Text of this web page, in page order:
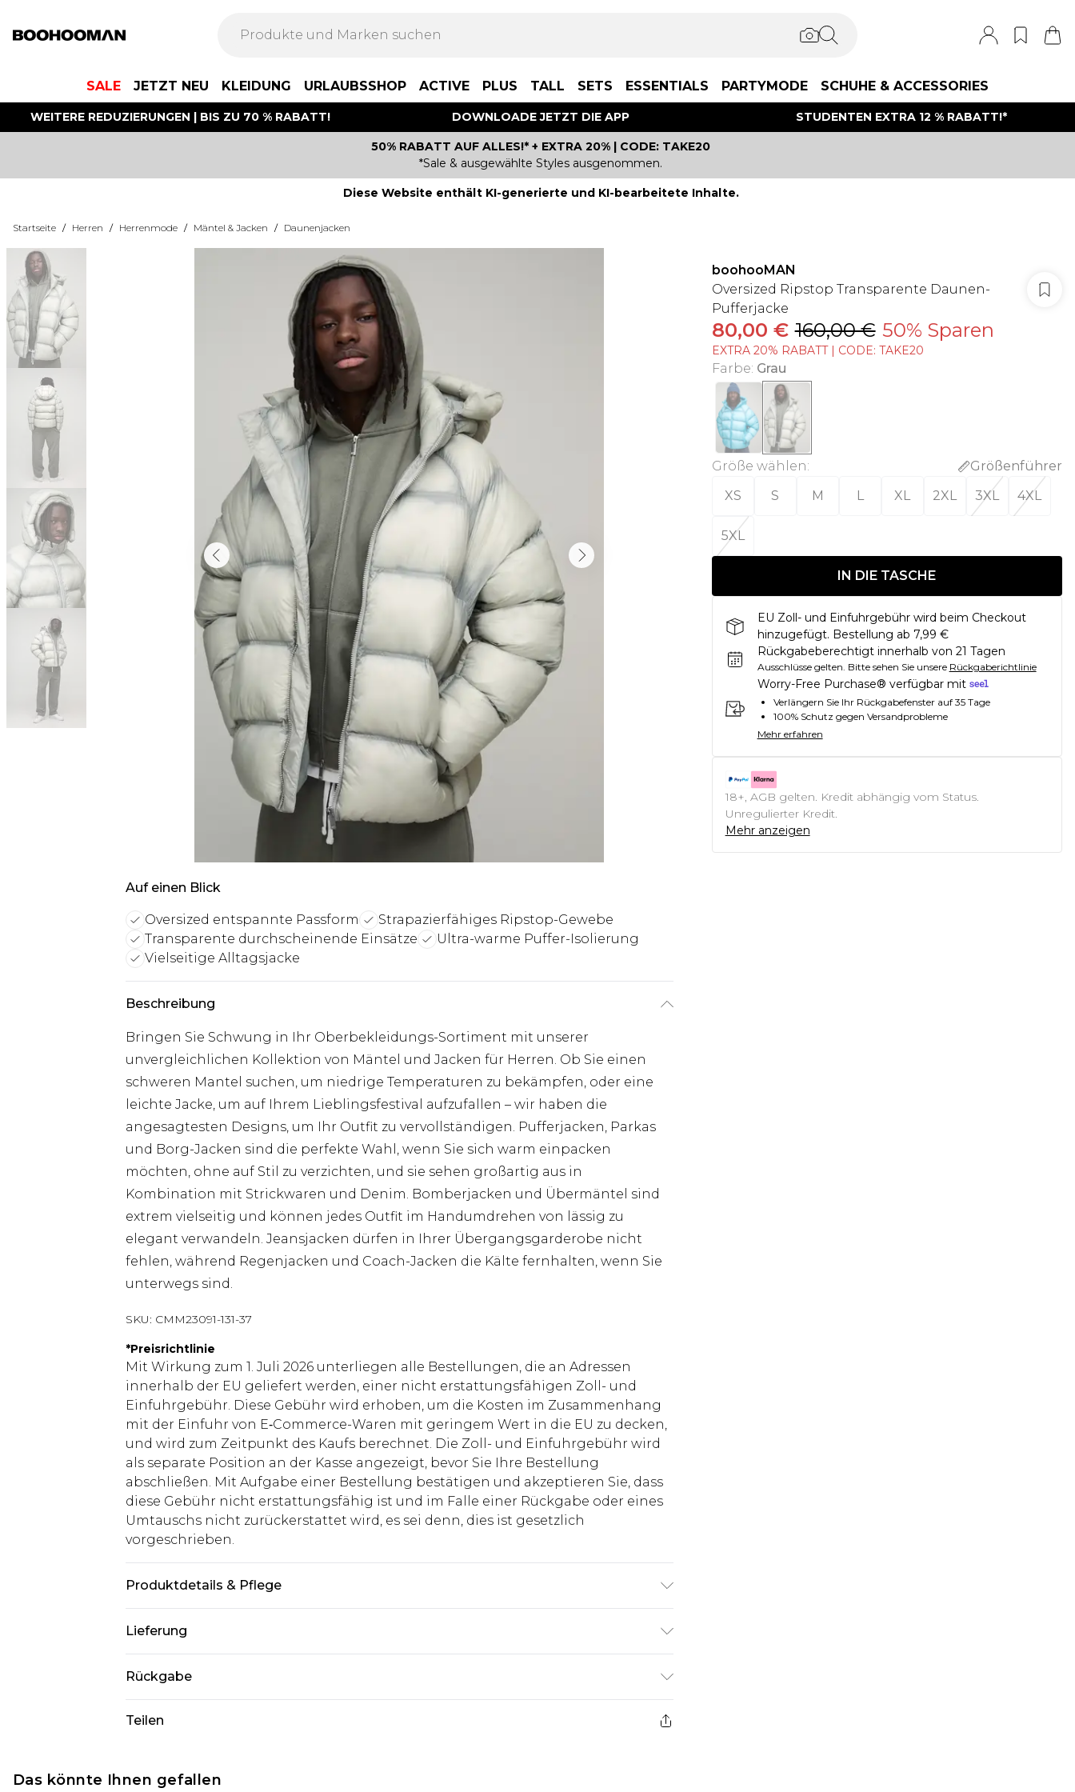
SALE JETZT NEU KLEIDUNG URLAUBSSHOP ACTIVE PLUS TALL SETS ESSENTIALS PARTYMODE SCHUHE & ACCESSORIES
WEITERE REDUZIERUNGEN | BIS ZU 70 % RABATT! DOWNLOADE JETZT DIE APP STUDENTEN EXTRA 12 % RABATT!*
50% RABATT AUF ALLES!* + EXTRA 20% | CODE: TAKE20
*Sale & ausgewählte Styles ausgenommen.
Diese Website enthält KI-generierte und KI-bearbeitete Inhalte.
Startseite / Herren / Herrenmode / Mäntel & Jacken / Daunenjacken
Auf einen Blick
Oversized entspannte Passform
Strapazierfähiges Ripstop-Gewebe
Transparente durchscheinende Einsätze
Ultra-warme Puffer-Isolierung
Vielseitige Alltagsjacke
Beschreibung
Bringen Sie Schwung in Ihr Oberbekleidungs-Sortiment mit unserer
unvergleichlichen Kollektion von Mäntel und Jacken für Herren. Ob Sie einen
schweren Mantel suchen, um niedrige Temperaturen zu bekämpfen, oder eine
leichte Jacke, um auf Ihrem Lieblingsfestival aufzufallen – wir haben die
angesagtesten Designs, um Ihr Outfit zu vervollständigen. Pufferjacken, Parkas
und Borg-Jacken sind die perfekte Wahl, wenn Sie sich warm einpacken
möchten, ohne auf Stil zu verzichten, und sie sehen großartig aus in
Kombination mit Strickwaren und Denim. Bomberjacken und Übermäntel sind
extrem vielseitig und können jedes Outfit im Handumdrehen von lässig zu
elegant verwandeln. Jeansjacken dürfen in Ihrer Übergangsgarderobe nicht
fehlen, während Regenjacken und Coach-Jacken die Kälte fernhalten, wenn Sie
unterwegs sind.
SKU: CMM23091-131-37
*Preisrichtlinie
Mit Wirkung zum 1. Juli 2026 unterliegen alle Bestellungen, die an Adressen
innerhalb der EU geliefert werden, einer nicht erstattungsfähigen Zoll- und
Einfuhrgebühr. Diese Gebühr wird erhoben, um die Kosten im Zusammenhang
mit der Einfuhr von E‑Commerce-Waren mit geringem Wert in die EU zu decken,
und wird zum Zeitpunkt des Kaufs berechnet. Die Zoll- und Einfuhrgebühr wird
als separate Position an der Kasse angezeigt, bevor Sie Ihre Bestellung
abschließen. Mit Aufgabe einer Bestellung bestätigen und akzeptieren Sie, dass
diese Gebühr nicht erstattungsfähig ist und im Falle einer Rückgabe oder eines
Umtauschs nicht zurückerstattet wird, es sei denn, dies ist gesetzlich
vorgeschrieben.
Produktdetails & Pflege
trägt UK-Größe M/32
Lieferung
Deutschland Standardlieferung
€7.99
Bis zu 8 Werktage
Deutschland Expresslieferung
€14.99
Austria Standardlieferung
Rückgabe
Kosmetikartikel, Piercing-Schmuck, Erotikartikel sowie Bademode oder
Teilen
boohooMAN
Oversized Ripstop Transparente Daunen-
Pufferjacke
80,00 € 160,00 € 50% Sparen
EXTRA 20% RABATT | CODE: TAKE20
Farbe: Grau
Größe wählen:
Größenführer
XS
S M L XL 2XL 3XL 4XL
5XL
IN DIE TASCHE
EU Zoll- und Einfuhrgebühr wird beim Checkout
hinzugefügt. Bestellung ab 7,99 €
Rückgabeberechtigt innerhalb von 21 Tagen
Ausschlüsse gelten. Bitte sehen Sie unsere Rückgaberichtlinie
Worry-Free Purchase® verfügbar mit
Verlängern Sie Ihr Rückgabefenster auf 35 Tage
100% Schutz gegen Versandprobleme
Mehr erfahren
18+, AGB gelten. Kredit abhängig vom Status.
Unregulierter Kredit.
Mehr anzeigen
Das könnte Ihnen gefallen